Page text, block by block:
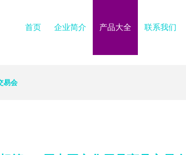
首页 企业简介 产品大全 联系我们
易会